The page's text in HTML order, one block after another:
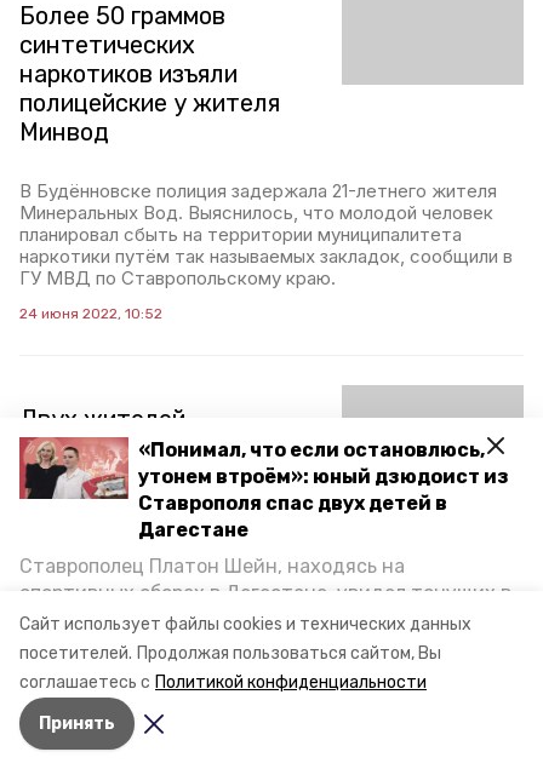
Сайт использует файлы cookies и технических данных
посетителей. Продолжая пользоваться сайтом, Вы
соглашаетесь с Политикой конфиденциальности
Принять
«Понимал, что если остановлюсь,
утонем втроём»: юный дзюдоист из
Ставрополя спас двух детей в
Дагестане
Ставрополец Платон Шейн, находясь на
спортивных сборах в Дегестане, увидел тонущих в
Каспийском море детей и бросился на помощь. По
возвращении домой, отважного мальчика
пригласили в министерство образования края и
наградили. Корреспондент «Победы26» пообщался
с юным героем.
Более 50 граммов
синтетических
наркотиков изъяли
полицейские у жителя
Минвод
В Будённовске полиция задержала 21-летнего жителя
Минеральных Вод. Выяснилось, что молодой человек
планировал сбыть на территории муниципалитета
наркотики путём так называемых закладок, сообщили в
ГУ МВД по Ставропольскому краю.
24 июня 2022, 10:52
Двух жителей
Ставрополя взяли с
поличным при покушении
на сбыт наркотиков
Ранее сотрудники управления по контролю за оборотом
наркотиков ГУ МВД России по Ставропольскому краю
региональной столицы планируют продать запрёщенное
вещество, действуя в роли курьеров. Проверка
подтвердила эти сведения.
28 марта 2022, 09:32